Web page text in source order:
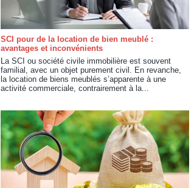
SCI pour de la location de bien meublé :
avantages et inconvénients
La SCI ou société civile immobilière est souvent
familial, avec un objet purement civil. En revanche,
la location de biens meublés s’apparente à une
activité commerciale, contrairement à la...